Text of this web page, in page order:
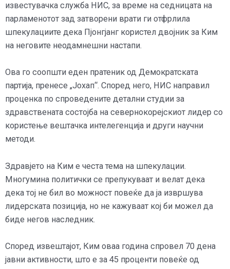
известувачка служба НИС, за време на седницата на
парламенотот зад затворени врати ги отфрлила
шпекулациите дека Пјонгјанг користел двојник за Ким
на неговите неодамнешни настапи.
Ова го соопшти еден пратеник од Демократската
партија, пренесе „Јохап“. Според него, НИС направил
проценка по спроведените детални студии за
здравствената состојба на севернокорејскиот лидер со
користење вештачка интелегенција и други научни
методи.
Здравјето на Ким е честа тема на шпекулации.
Многумина политички се препукуваат и велат дека
дека тој не бил во можност повеќе да ја извршува
лидерската позиција, но не кажуваат кој би можел да
биде негов наследник.
Според извештајот, Ким оваа година спровел 70 дена
јавни активности, што е за 45 проценти повеќе од